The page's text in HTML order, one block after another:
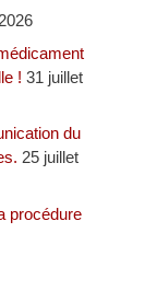
! 31 juillet
du
25 juillet
procédure